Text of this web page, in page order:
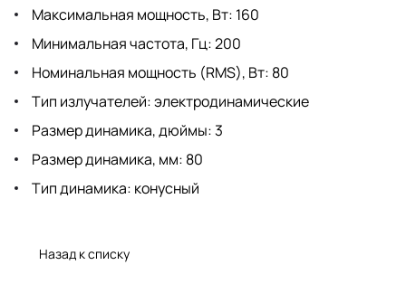
Максимальная мощность, Вт: 160
Минимальная частота, Гц: 200
Номинальная мощность (RMS), Вт: 80
Тип излучателей: электродинамические
Размер динамика, дюймы: 3
Размер динамика, мм: 80
Тип динамика: конусный
Назад к списку